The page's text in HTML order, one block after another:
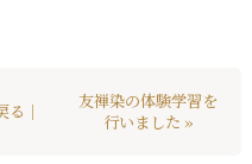
る｜
友禅染の体験学習を
行いました »